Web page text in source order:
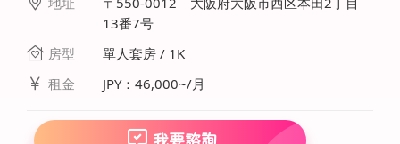
13番7号
房型
單人套房 / 1K
租金
JPY：46,000~/月
我要諮詢